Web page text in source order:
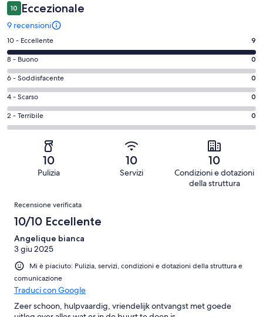
10 Eccezionale
9 recensioni
Valutazione
di
10
-
Eccellente.
9
su
9
recensioni
10 - Eccellente 9
Valutazione
di
8
-
Buono.
0
su
recensioni
8 - Buono 0
Valutazione
di
6
-
Soddisfacente.
recensioni
6 - Soddisfacente 0
Valutazione
di
4
4 - Scarso 0
Valutazione
di
recensioni
2 - Terribile 0
10
Pulizia
10
Servizi
10
Condizioni e dotazioni
della struttura
Recensioni
Recensione verificata
10/10 Eccellente
Angelique bianca
3 giu 2025
Mi è piaciuto: Pulizia, servizi, condizioni e dotazioni della struttura e
comunicazione
Traduci con Google
Zeer schoon, hulpvaardig, vriendelijk ontvangst met goede